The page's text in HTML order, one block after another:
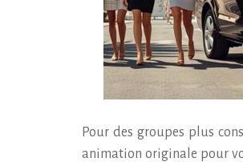
Pour des groupes plus
animation originale pour